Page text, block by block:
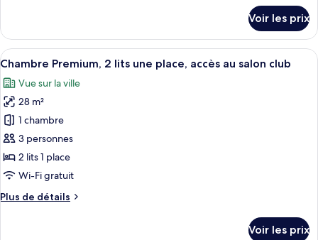
lits
une
place,
accès
au
salon
club
le
type
de
Chambre
Standard,
2
lits
une
place,
accès
au
club
Voir les prix
Afficher
toutes
les
photos
pour
ce
type
de
chambre :
Chambre
Une chambre d’hôtel avec un lit, un
12
Chambre Premium, 2 lits une place, accès au salon club
Vue sur la ville
28 m²
1 chambre
3 personnes
2 lits 1 place
Wi-Fi gratuit
Plus de détails
Plus
Voir les prix